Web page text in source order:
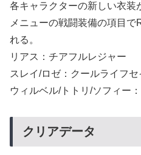
各キャラクターの新しい衣装
メニューの戦闘装備の項目
れる。
リアス：チアフルレジャー
スレイ/ロゼ：クールライフセ
ウィルベル/トトリ/ソフィー
クリアデータ